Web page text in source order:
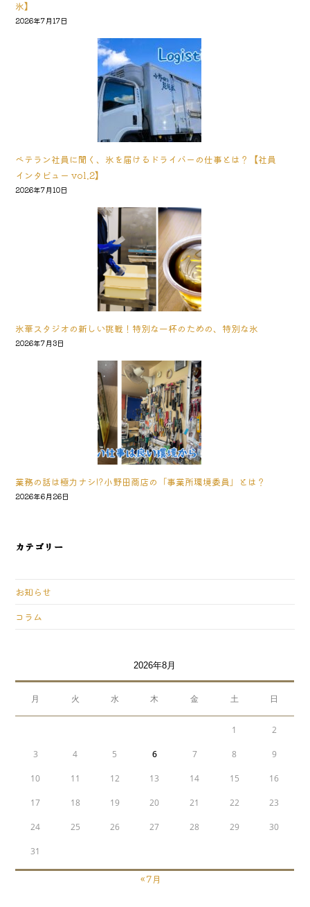
氷】
2026年7月17日
ベテラン社員に聞く、氷を届けるドライバーの仕事とは？【社員
インタビュー vol.2】
2026年7月10日
氷華スタジオの新しい挑戦！特別な一杯のための、特別な氷
2026年7月3日
業務の話は極力ナシ!?小野田商店の「事業所環境委員」とは？
2026年6月26日
カテゴリー
お知らせ
コラム
2026年8月
月 火 水 木 金 土 日
1 2
3 4 5 6 7 8 9
10 11 12 13 14 15 16
17 18 19 20 21 22 23
24 25 26 27 28 29 30
31
« 7月